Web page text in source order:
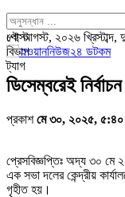
পোস্ট
বিভাগ
ট্যাগ
৮ই আগস্ট, ২০২৬ খ্রিস্টাব্দ,
ডিসেম্বরেই
প্রকাশমে ৩০, ২০২৫, ৫:৪০
প্রেসবিজ্ঞপ্তিঃ অদ্য ৩০ মে
এক সভা দলের কেন্দ্রীয়
গৃহীত হয়।